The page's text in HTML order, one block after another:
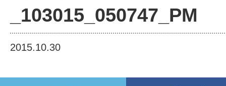
_103015_050747_PM
2015.10.30